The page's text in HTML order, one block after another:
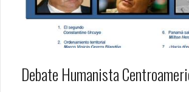
Debate Humanista